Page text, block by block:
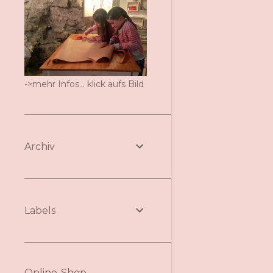
->mehr Infos... klick aufs Bild
Archiv
Labels